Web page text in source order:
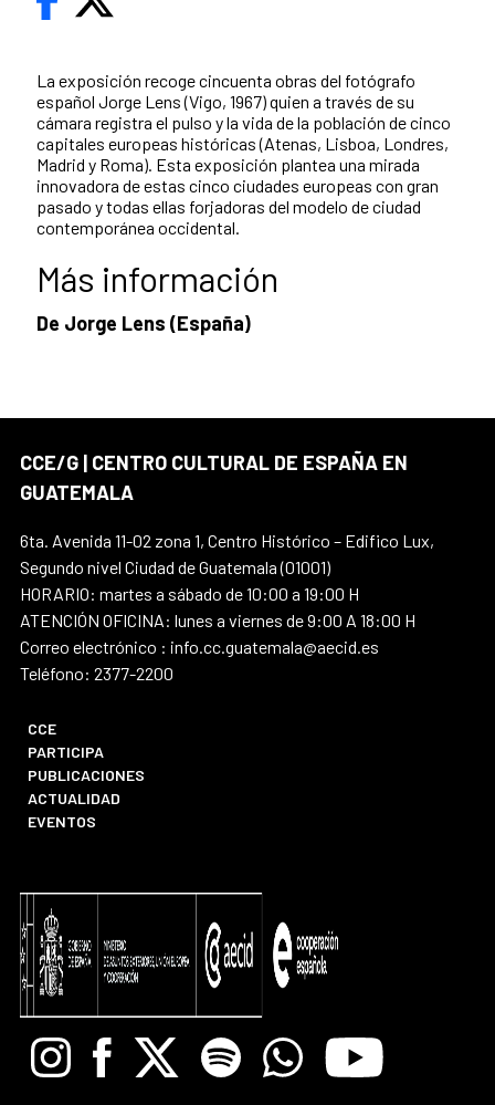
La exposición recoge cincuenta obras del fotógrafo
español Jorge Lens (Vigo, 1967) quien a través de su
cámara registra el pulso y la vida de la población de cinco
capitales europeas históricas (Atenas, Lisboa, Londres,
Madrid y Roma). Esta exposición plantea una mirada
innovadora de estas cinco ciudades europeas con gran
pasado y todas ellas forjadoras del modelo de ciudad
contemporánea occidental.
Más información
De Jorge Lens (España)
CCE/G | CENTRO CULTURAL DE ESPAÑA EN
GUATEMALA
6ta. Avenida 11-02 zona 1, Centro Histórico – Edifico Lux,
Segundo nivel Ciudad de Guatemala (01001)
HORARIO: martes a sábado de 10:00 a 19:00 H
ATENCIÓN OFICINA: lunes a viernes de 9:00 A 18:00 H
Correo electrónico : info.cc.guatemala@aecid.es
Teléfono: 2377-2200
CCE
PARTICIPA
PUBLICACIONES
ACTUALIDAD
EVENTOS
InstagramFacebook
X Spotify WhatsappYoutube